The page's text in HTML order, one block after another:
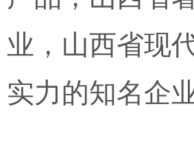
业，山西省现
实力的知名企